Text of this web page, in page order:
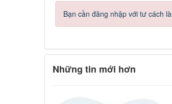
Bạn cần đăng nhập với tư cách là
Những tin mới hơn